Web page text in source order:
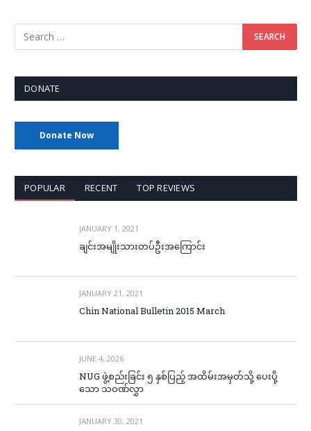
DONATE
Donate Now
POPULAR RECENT TOP REVIEWS
JANUARY 1, 2021
ချင်းအမျိုးသားတပ်ဦးအကြောင်း
JANUARY 21, 2021
Chin National Bulletin 2015 March
JUNE 4, 2026
NUG ဖွဲ့စည်းခြင်း ၅ နှစ်ပြည့် အထိမ်းအမှတ်သို့ ပေးပို့
သော သဝဏ်လွှာ
JANUARY 30, 2021